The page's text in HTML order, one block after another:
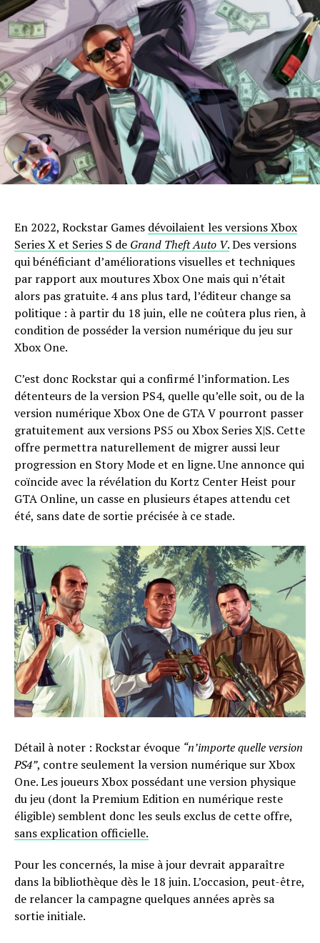
En 2022, Rockstar Games dévoilaient les versions Xbox
Series X et Series S de Grand Theft Auto V.Des versions
qui bénéficiant d’améliorations visuelles et techniques
par rapport aux moutures Xbox One mais qui n’était
alors pas gratuite. 4 ans plus tard, l’éditeur change sa
politique : à partir du 18 juin, elle ne coûtera plus rien, à
condition de posséder la version numérique du jeu sur
Xbox One.
C’est donc Rockstar qui a confirmé l’information. Les
détenteurs de la version PS4, quelle qu’elle soit, ou de la
version numérique Xbox One de GTA V pourront passer
gratuitement aux versions PS5 ou Xbox Series X|S. Cette
offre permettra naturellement de migrer aussi leur
progression en Story Mode et en ligne. Une annonce qui
coïncide avec la révélation du Kortz Center Heist pour
GTA Online, un casse en plusieurs étapes attendu cet
été, sans date de sortie précisée à ce stade.
Détail à noter : Rockstar évoque “n’importe quelle version
PS4”, contre seulement la version numérique sur Xbox
One. Les joueurs Xbox possédant une version physique
du jeu (dont la Premium Edition en numérique reste
éligible) semblent donc les seuls exclus de cette offre,
sans explication officielle.
Pour les concernés, la mise à jour devrait apparaître
dans la bibliothèque dès le 18 juin. L’occasion, peut-être,
de relancer la campagne quelques années après sa
sortie initiale.